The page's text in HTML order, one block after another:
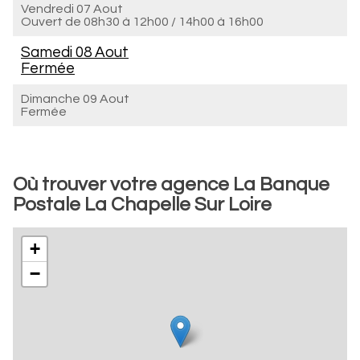
Vendredi 07 Aout
Ouvert de 08h30 à 12h00 / 14h00 à 16h00
Samedi 08 Aout
Fermée
Dimanche 09 Aout
Fermée
Où trouver votre agence La Banque
Postale La Chapelle Sur Loire
+
−